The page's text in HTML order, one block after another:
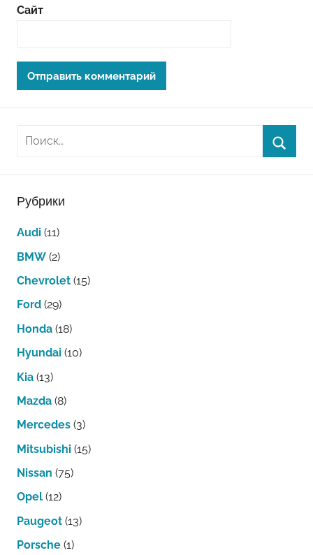
Сайт
Рубрики
Audi (11)
BMW (2)
Chevrolet (15)
Ford (29)
Honda (18)
Hyundai (10)
Kia (13)
Mazda (8)
Mercedes (3)
Mitsubishi (15)
Nissan (75)
Opel (12)
Paugeot (13)
Porsche (1)